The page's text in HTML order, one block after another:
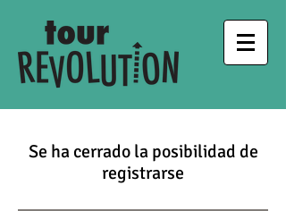
Se ha cerrado la posibilidad de
registrarse